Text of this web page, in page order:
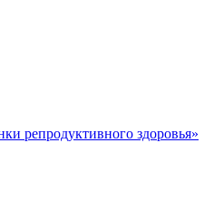
репродуктивного здоровья»